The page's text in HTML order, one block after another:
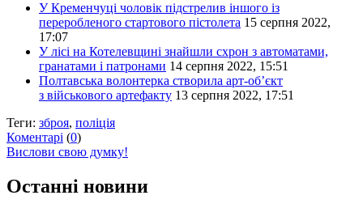
У Кременчуці чоловік підстрелив іншого із
переробленого стартового пістолета 15 серпня 2022,
17:07
У лісі на Котелевщині знайшли схрон з автоматами,
гранатами і патронами 14 серпня 2022, 15:51
Полтавська волонтерка створила арт-об’єкт
з військового артефакту 13 серпня 2022, 17:51
Теги: зброя, поліція
Коментарі (0)
Вислови свою думку!
Останні новини